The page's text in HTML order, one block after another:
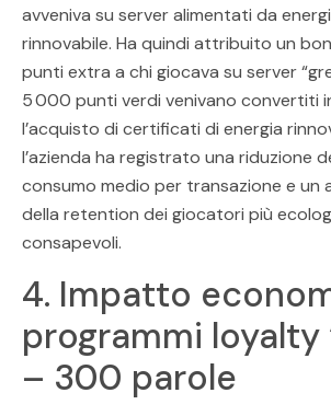
avveniva su server alimentati da
rinnovabile. Ha quindi attribuito un
punti extra a chi giocava su server
5 000 punti verdi venivano convertiti
l’acquisto di certificati di energia
l’azienda ha registrato una riduzione
consumo medio per transazione e un
della retention dei giocatori più
consapevoli.
4. Impatto
programmi loyalty
– 300 parole